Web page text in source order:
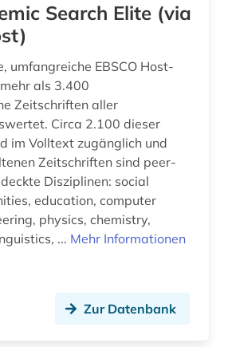
bildungsfinanzierung (1)
bildungsgeschichte (2)
bildungsinstitutionen (1)
bildungsinvestition (1)
bildungspolitik (6)
bildungssystem (6)
Nordrhein-Westfalen (2)
(3)
Osmanisches Reich (1)
Ostmitteleuropa (1)
Search Elite (via
umfangreiche EBSCO Host-
als 3.400
Zeitschriften aller
Circa 2.100 dieser
im Volltext zugänglich und
Zeitschriften sind peer-
education, computer
physics, chemistry,
... Mehr Informationen
Zur Datenbank